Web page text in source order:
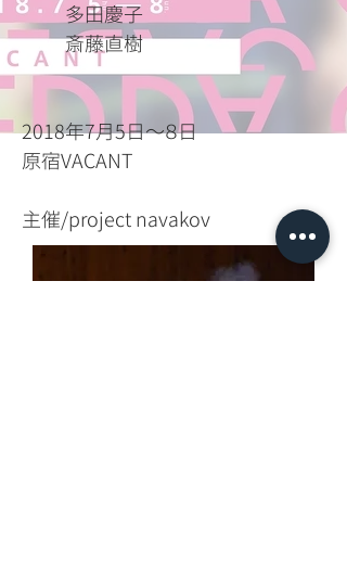
多田慶子
​ 斎藤直樹
2018年7月5日〜８日
原宿VACANT
​主催/project navakov